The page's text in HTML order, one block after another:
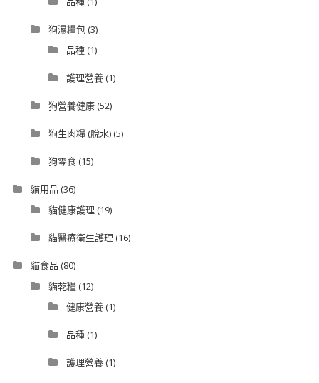
狗濕糧包(3)
品種(1)
護理營養(1)
狗營養健康(52)
狗生肉糧 (脫水)(5)
狗零食(15)
貓用品 (36)
貓健康護理 (19)
貓醫療衛生護理 (16)
貓食品 (80)
貓乾糧(12)
健康營養(1)
品種(1)
護理營養(1)